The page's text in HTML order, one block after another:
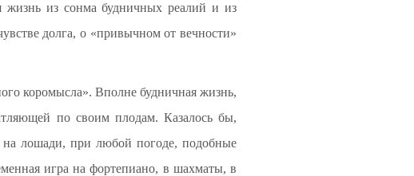
жизнь из сонма будничных реалий и из
долга, о «привычном от вечности»
коромысла». Вполне будничная жизнь,
по своим плодам. Казалось бы,
лошади, при любой погоде, подобные
игра на фортепиано, в шахматы, в